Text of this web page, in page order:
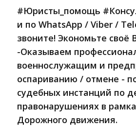
#Юристы_помощь
и по WhatsApp / Viber /
звоните! Экономьте своё
-Оказываем
военнослужащим и
оспариванию / отмене -
судебных инстанций по
правонарушениях в
Дорожного движения.